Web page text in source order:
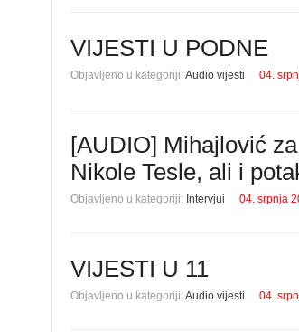
VIJESTI U PODNE
Objavljeno u kategoriji:Audio vijesti 04.
[AUDIO] Mihajlović
Nikole Tesle, ali i
Objavljeno u kategoriji: Intervjui 04. srpnja
VIJESTI U 11
Objavljeno u kategoriji:Audio vijesti 04.